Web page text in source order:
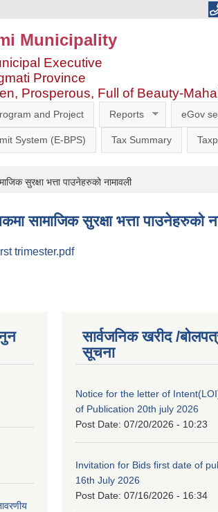
Municipality
Executive
Province
Prosperous, Full of Beauty-
and Project Reports eGov
System (E-BPS) Tax Summary
सुरक्षा भत्ता पाउनेहरुको नामावली
सामाजिक सुरक्षा भत्ता पाउनेहरुको
trimester.pdf
सार्वजनिक खरीद /
सूचना
Notice for the letter of
of Publication 20th july 2026
Post Date: 07/20/2026 - 10:23
Invitation for Bids first date of
16th July 2026
Post Date: 07/16/2026 - 16:34